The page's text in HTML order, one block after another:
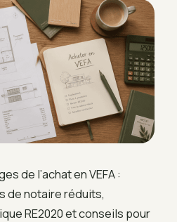
de l’achat en VEFA :
de notaire réduits,
RE2020 et conseils pour